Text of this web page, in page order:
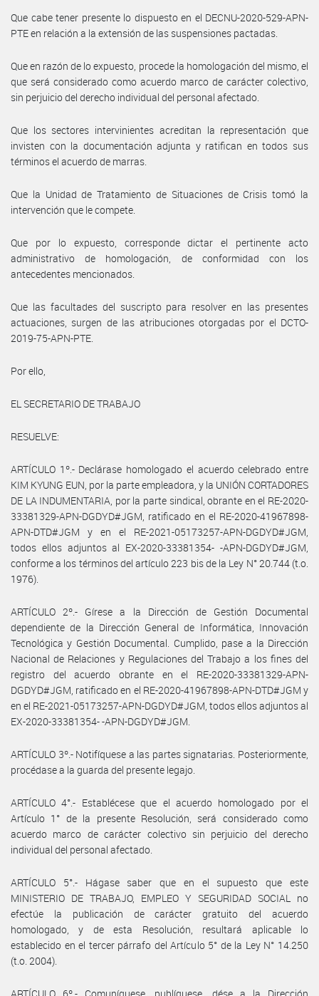
Que cabe tener presente lo dispuesto en el DECNU-2020-529-APN-
PTE en relación a la extensión de las suspensiones pactadas.
Que en razón de lo expuesto, procede la homologación del mismo, el
que será considerado como acuerdo marco de carácter colectivo,
sin perjuicio del derecho individual del personal afectado.
Que los sectores intervinientes acreditan la representación que
invisten con la documentación adjunta y ratifican en todos sus
términos el acuerdo de marras.
Que la Unidad de Tratamiento de Situaciones de Crisis tomó la
intervención que le compete.
Que por lo expuesto, corresponde dictar el pertinente acto
administrativo de homologación, de conformidad con los
antecedentes mencionados.
Que las facultades del suscripto para resolver en las presentes
actuaciones, surgen de las atribuciones otorgadas por el DCTO-
2019-75-APN-PTE.
Por ello,
EL SECRETARIO DE TRABAJO
RESUELVE:
ARTÍCULO 1º.- Declárase homologado el acuerdo celebrado entre
KIM KYUNG EUN, por la parte empleadora, y la UNIÓN CORTADORES
DE LA INDUMENTARIA, por la parte sindical, obrante en el RE-2020-
33381329-APN-DGDYD#JGM, ratificado en el RE-2020-41967898-
APN-DTD#JGM y en el RE-2021-05173257-APN-DGDYD#JGM,
todos ellos adjuntos al EX-2020-33381354- -APN-DGDYD#JGM,
conforme a los términos del artículo 223 bis de la Ley N° 20.744 (t.o.
1976).
ARTÍCULO 2º.- Gírese a la Dirección de Gestión Documental
dependiente de la Dirección General de Informática, Innovación
Tecnológica y Gestión Documental. Cumplido, pase a la Dirección
Nacional de Relaciones y Regulaciones del Trabajo a los fines del
registro del acuerdo obrante en el RE-2020-33381329-APN-
DGDYD#JGM, ratificado en el RE-2020-41967898-APN-DTD#JGM y
en el RE-2021-05173257-APN-DGDYD#JGM, todos ellos adjuntos al
EX-2020-33381354- -APN-DGDYD#JGM.
ARTÍCULO 3º.- Notifíquese a las partes signatarias. Posteriormente,
procédase a la guarda del presente legajo.
ARTÍCULO 4°.- Establécese que el acuerdo homologado por el
Artículo 1° de la presente Resolución, será considerado como
acuerdo marco de carácter colectivo sin perjuicio del derecho
individual del personal afectado.
ARTÍCULO 5°.- Hágase saber que en el supuesto que este
MINISTERIO DE TRABAJO, EMPLEO Y SEGURIDAD SOCIAL no
efectúe la publicación de carácter gratuito del acuerdo
homologado, y de esta Resolución, resultará aplicable lo
establecido en el tercer párrafo del Artículo 5° de la Ley N° 14.250
(t.o. 2004).
ARTÍCULO 6º.- Comuníquese, publíquese, dése a la Dirección